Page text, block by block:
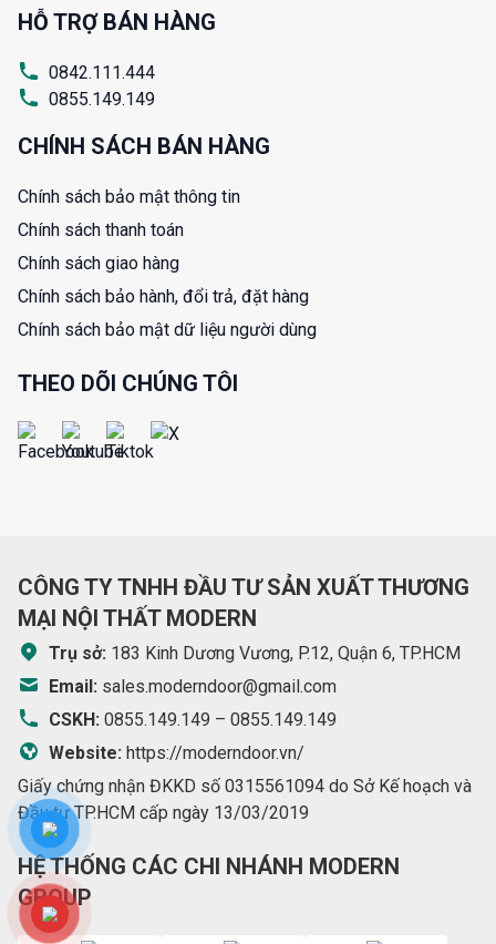
HỖ TRỢ BÁN HÀNG
0842.111.444
0855.149.149
CHÍNH SÁCH BÁN HÀNG
Chính sách bảo mật thông tin
Chính sách thanh toán
Chính sách giao hàng
Chính sách bảo hành, đổi trả, đặt hàng
Chính sách bảo mật dữ liệu người dùng
THEO DÕI CHÚNG TÔI
CÔNG TY TNHH ĐẦU TƯ SẢN XUẤT THƯƠNG
MẠI NỘI THẤT MODERN
Trụ sở: 183 Kinh Dương Vương, P.12, Quận 6, TP.HCM
Email: sales.moderndoor@gmail.com
CSKH: 0855.149.149 – 0855.149.149
Website: https://moderndoor.vn/
Giấy chứng nhận ĐKKD số 0315561094 do Sở Kế hoạch và
Đầu tư TP.HCM cấp ngày 13/03/2019
HỆ THỐNG CÁC CHI NHÁNH MODERN
GROUP